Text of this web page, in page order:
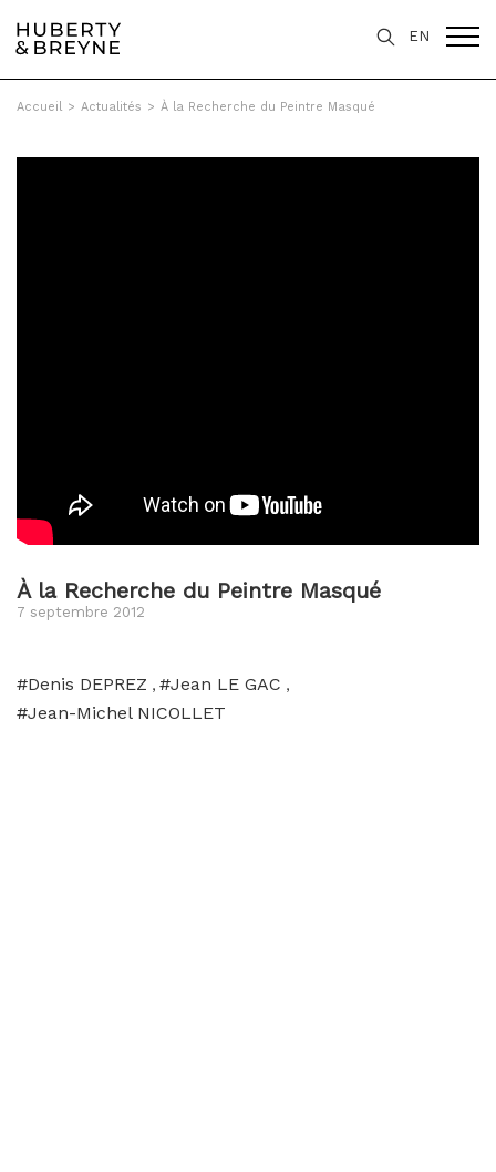
EN
Accueil > Actualités > À la Recherche du Peintre Masqué
À la Recherche du Peintre Masqué
7 septembre 2012
#Denis DEPREZ , #Jean LE GAC ,
#Jean-Michel NICOLLET